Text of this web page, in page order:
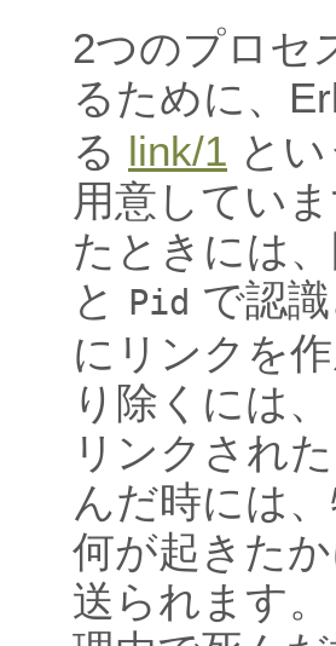
2つのプロセ
るために、
る link/1 と
用意してい
たときには
と Pid で認
にリンクを
り除くには、
リンクされ
んだ時には
何が起きた
送られます